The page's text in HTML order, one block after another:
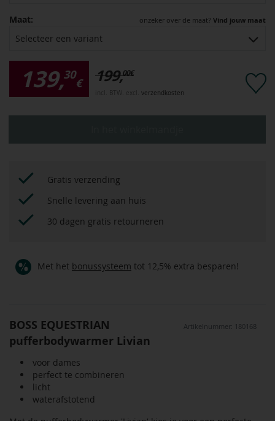
Maat: onzeker over de maat? Vind jouw maat
Selecteer een variant
139,30
€ 199,00€
incl. BTW. excl. verzendkosten
Gratis verzending
Snelle levering aan huis
30 dagen gratis retourneren
Met het bonussysteem tot 12,5% extra besparen!
BOSS EQUESTRIAN
pufferbodywarmer Livian
Artikelnummer: 180168
voor dames
perfect te combineren
licht
waterafstotend